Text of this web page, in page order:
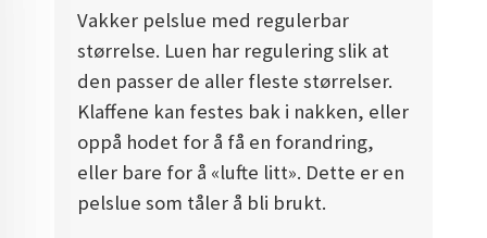
Vakker pelslue med regulerbar
størrelse. Luen har regulering slik at
den passer de aller fleste størrelser.
Klaffene kan festes bak i nakken, eller
oppå hodet for å få en forandring,
eller bare for å «lufte litt». Dette er en
pelslue som tåler å bli brukt.